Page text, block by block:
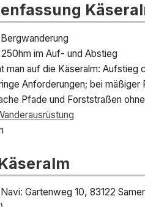
im Auf- und Abstieg
man auf die Käseralm: Aufstieg
Anforderungen; bei
Pfade und Forststraßen
Gartenweg 10, 83122